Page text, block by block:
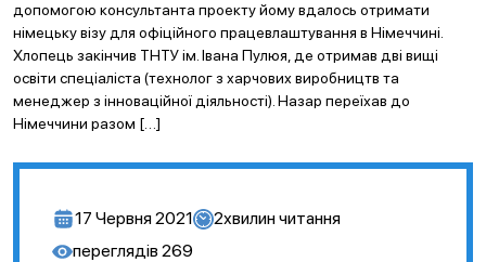
допомогою консультанта проекту йому вдалось отримати
німецьку візу для офіційного працевлаштування в Німеччині.
Хлопець закінчив ТНТУ ім. Івана Пулюя, де отримав дві вищі
освіти спеціаліста (технолог з харчових виробництв та
менеджер з інноваційної діяльності). Назар переїхав до
Німеччини разом […]
17 Червня 2021 2хвилин читання
переглядів 269